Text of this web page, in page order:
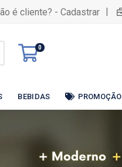
é cliente? - Cadastrar |
0
BEBIDAS PROMOÇÃO